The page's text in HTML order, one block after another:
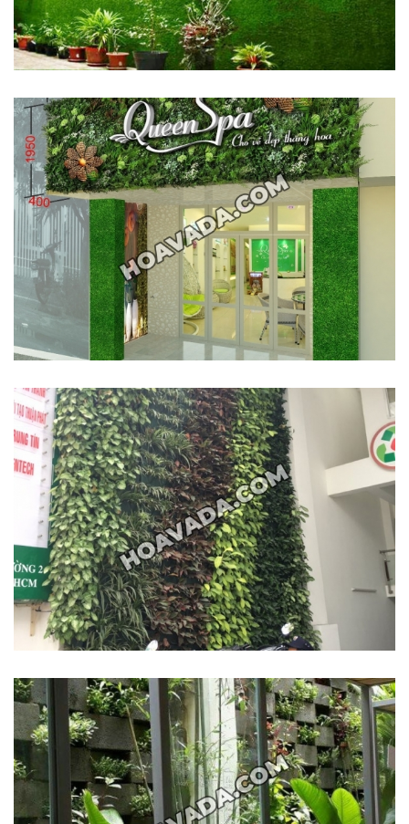
Hotline
:
0931.914.968
hoasenvietdn@gmail.com
573
Nguyễn
Hữu
Thọ
-
Lệ
nẵng
132
-
168
Võ
Công
Hòa
Quý
-
TP.
Đà
Nẵng